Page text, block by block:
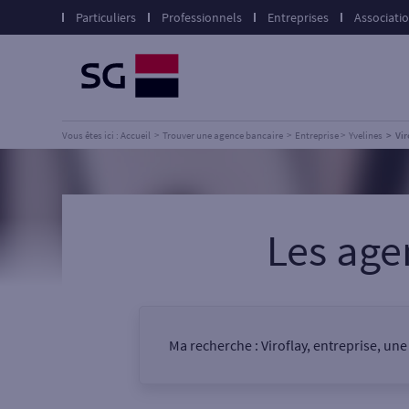
Particuliers Professionnels Entreprises
Vous êtes ici : Accueil Trouver une agence bancaire Entreprise Yvelines
Les
Ma recherche : Viroflay, entreprise,